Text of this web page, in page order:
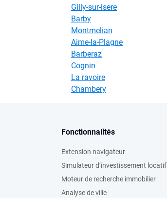
Gilly-sur-isere
Barby
Montmelian
Aime-la-Plagne
Barberaz
Cognin
La ravoire
Chambery
Fonctionnalités
Extension navigateur
Simulateur d’investissement locatif
Moteur de recherche immobilier
Analyse de ville